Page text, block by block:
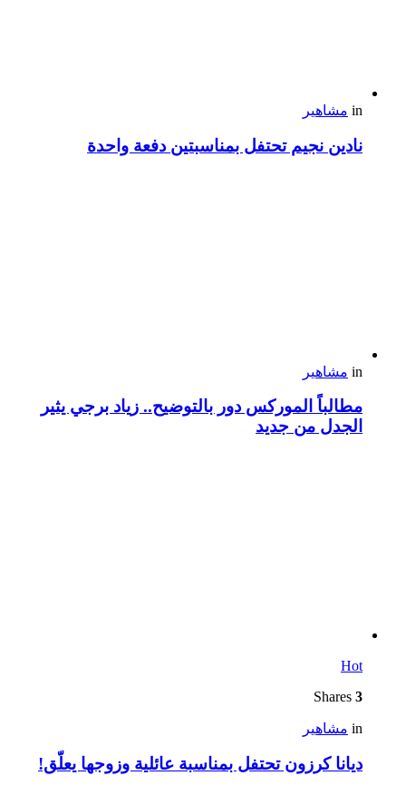
in مشاهير
نادين نجيم تحتفل بمناسبتين دفعة واحدة
in مشاهير
مطالباً الموركس دور بالتوضيح.. زياد برجي يثير
الجدل من جديد
Hot
3
in مشاهير
ديانا كرزون تحتفل بمناسبة عائلية وزوجها يعلّق!